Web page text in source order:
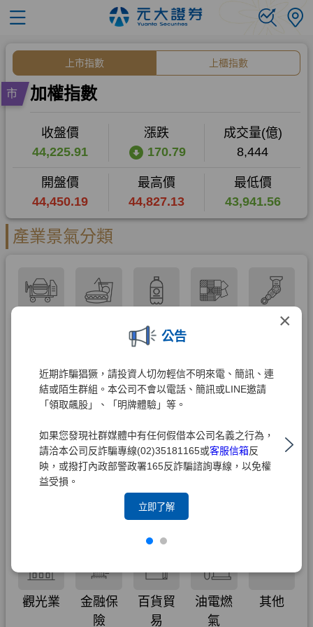
×
公告
近期詐騙猖獗，請投資人切勿輕信不明來電、簡訊、連
結或陌生群組。本公司不會以電話、簡訊或LINE邀請
「領取飆股」、「明牌體驗」等。
如果您發現社群媒體中有任何假借本公司名義之行為，
請洽本公司反詐騙專線(02)35181165或客服信箱反
映，或撥打內政部警政署165反詐騙諮詢專線，以免權
益受損。
立即了解